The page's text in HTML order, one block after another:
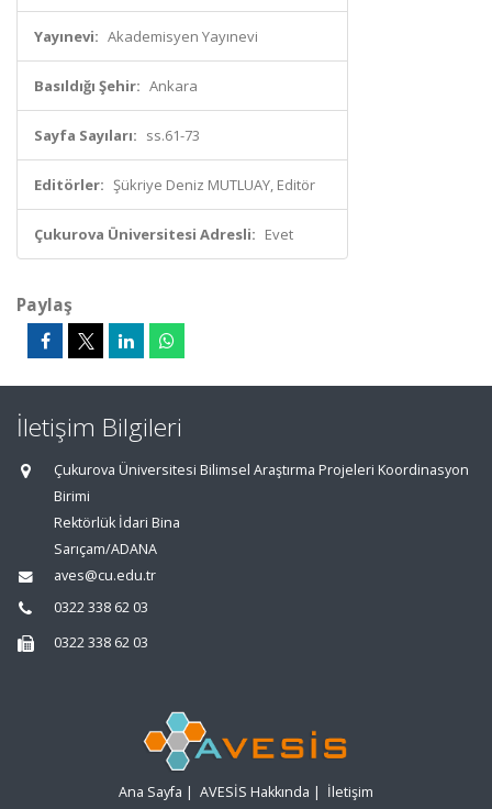
Yayınevi: Akademisyen Yayınevi
Basıldığı Şehir: Ankara
Sayfa Sayıları: ss.61-73
Editörler: Şükriye Deniz MUTLUAY, Editör
Çukurova Üniversitesi Adresli: Evet
Paylaş
İletişim Bilgileri
Çukurova Üniversitesi Bilimsel Araştırma Projeleri Koordinasyon
Birimi
Rektörlük İdari Bina
Sarıçam/ADANA
aves@cu.edu.tr
0322 338 62 03
0322 338 62 03
Ana Sayfa | AVESİS Hakkında | İletişim